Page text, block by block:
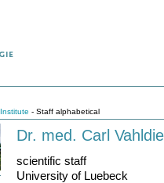
Institute - Staff alphabetical
Dr. med. Carl
scientific staff
University of Luebeck